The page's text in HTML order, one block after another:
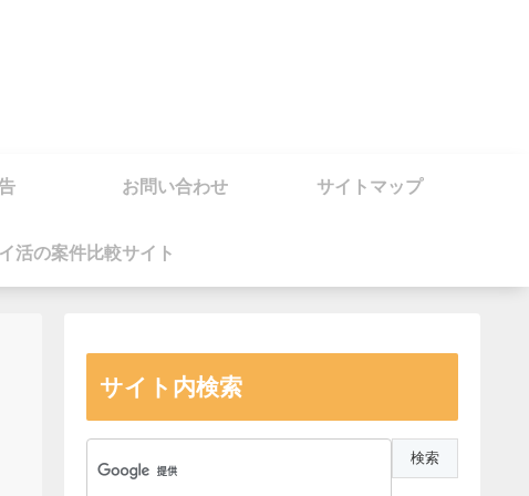
お問い合わせ サイトマップ
活の案件比較サイト
サイト内検索